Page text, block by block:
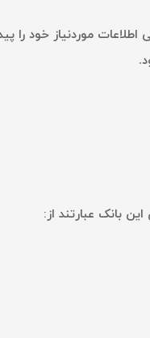
موردنیاز خود را
بانک عبارتند از: